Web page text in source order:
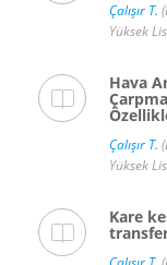
Çalışır T.
Yüksek
Hava
Çalışır T.
Yüksek
Kare